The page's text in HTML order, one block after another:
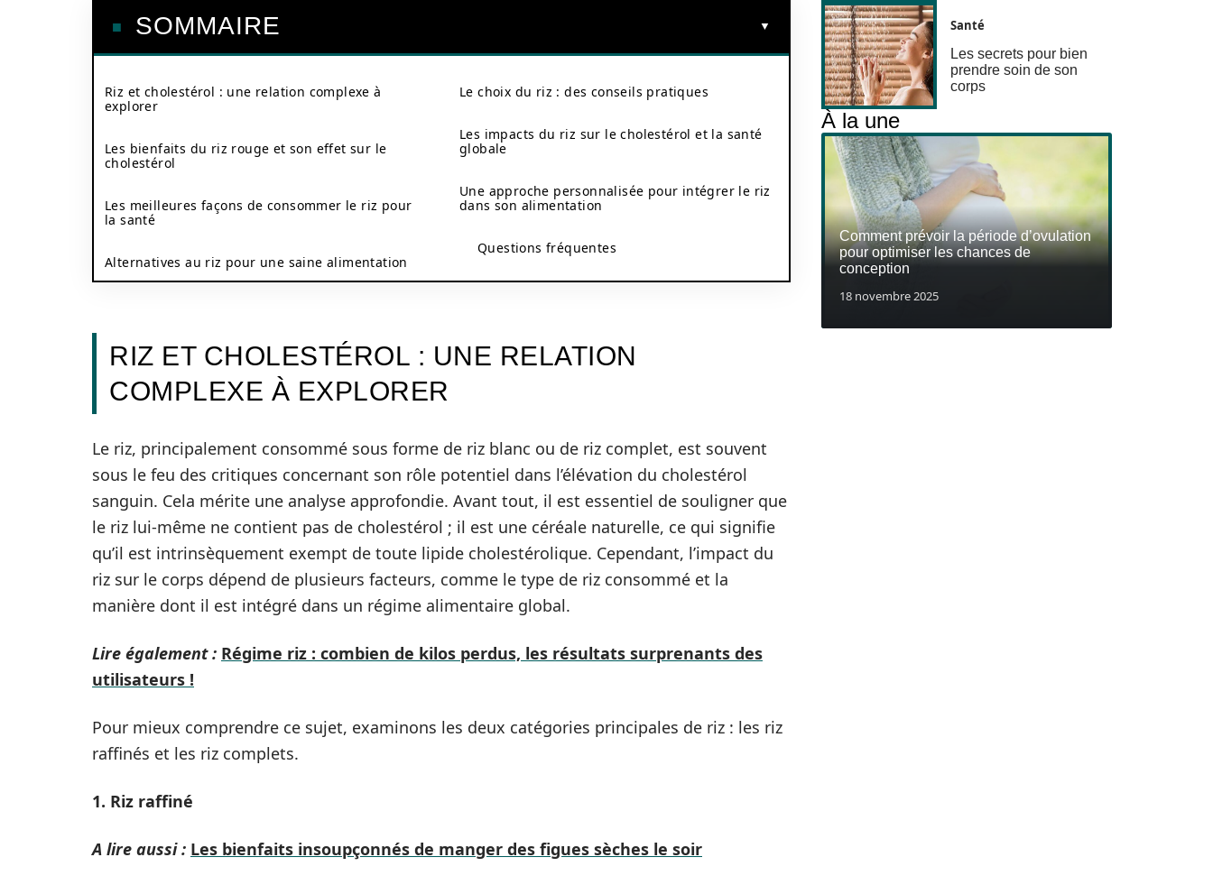
SOMMAIRE
Riz et cholestérol : une relation complexe à
explorer
Les bienfaits du riz rouge et son effet sur le
cholestérol
Les meilleures façons de consommer le riz pour
la santé
Alternatives au riz pour une saine alimentation
Le choix du riz : des conseils pratiques
Les impacts du riz sur le cholestérol et la santé
globale
Une approche personnalisée pour intégrer le riz
dans son alimentation
Questions fréquentes
RIZ ET CHOLESTÉROL : UNE RELATION
COMPLEXE À EXPLORER
Le riz, principalement consommé sous forme de riz blanc ou de riz complet, est souvent
sous le feu des critiques concernant son rôle potentiel dans l’élévation du cholestérol
sanguin. Cela mérite une analyse approfondie. Avant tout, il est essentiel de souligner que
le riz lui-même ne contient pas de cholestérol ; il est une céréale naturelle, ce qui signifie
qu’il est intrinsèquement exempt de toute lipide cholestérolique. Cependant, l’impact du
riz sur le corps dépend de plusieurs facteurs, comme le type de riz consommé et la
manière dont il est intégré dans un régime alimentaire global.
Lire également : Régime riz : combien de kilos perdus, les résultats surprenants des
utilisateurs !
Pour mieux comprendre ce sujet, examinons les deux catégories principales de riz : les riz
raffinés et les riz complets.
1. Riz raffiné
A lire aussi : Les bienfaits insoupçonnés de manger des figues sèches le soir
Santé
Les secrets pour bien
prendre soin de son
corps
À la une
Comment prévoir la période d’ovulation
pour optimiser les chances de
conception
18 novembre 2025